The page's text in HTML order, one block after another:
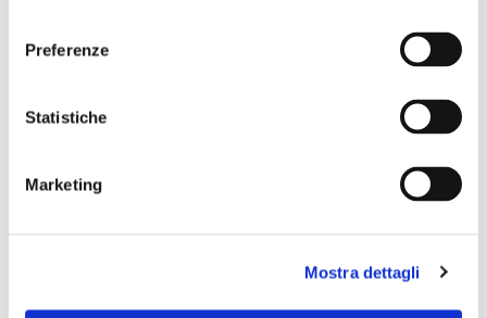
Preferenze
Statistiche
Marketing
Mostra dettagli